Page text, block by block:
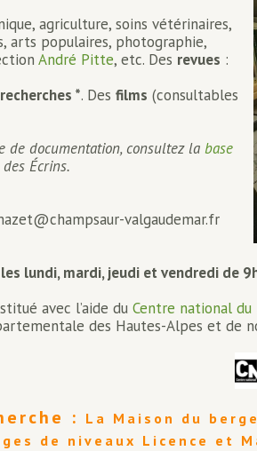
agriculture, soins vétérinaires,
arts populaires, photographie,
André Pitte, etc. Des revues :
recherches *. Des films (consultables
de documentation, consultez la base
Écrins.
valgaudemar.fr
lundi, mardi, jeudi et vendredi de
avec l’aide du Centre national du
des Hautes-Alpes et de
: La Maison du
de niveaux Licence et